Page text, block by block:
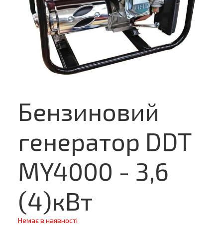
Бензиновий
генератор DDT
MY4000 - 3,6
(4)кВт
Немає в наявності